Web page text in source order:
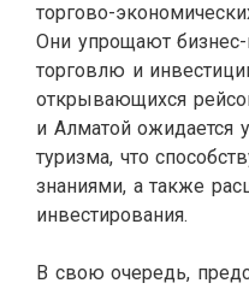
торгово-
Они упрощают
торговлю и
открывающихся
и Алматой ожидается
туризма, что
знаниями, а также
инвестирования.
В свою очередь,